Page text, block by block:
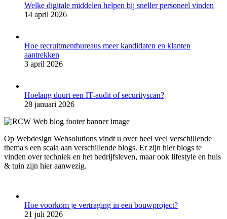
Welke digitale middelen helpen bij sneller personeel vinden
14 april 2026
Hoe recruitmentbureaus meer kandidaten en klanten
aantrekken
3 april 2026
Hoelang duurt een IT-audit of securityscan?
28 januari 2026
Op Webdesign Websolutions vindt u over heel veel verschillende
thema's een scala aan verschillende blogs. Er zijn hier blogs te
vinden over techniek en het bedrijfsleven, maar ook lifestyle en huis
& tuin zijn hier aanwezig.
Hoe voorkom je vertraging in een bouwproject?
21 juli 2026